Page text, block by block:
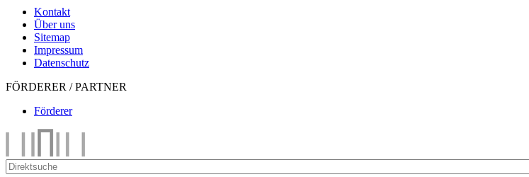
Kontakt
Über uns
Sitemap
Impressum
Datenschutz
FÖRDERER / PARTNER
Förderer